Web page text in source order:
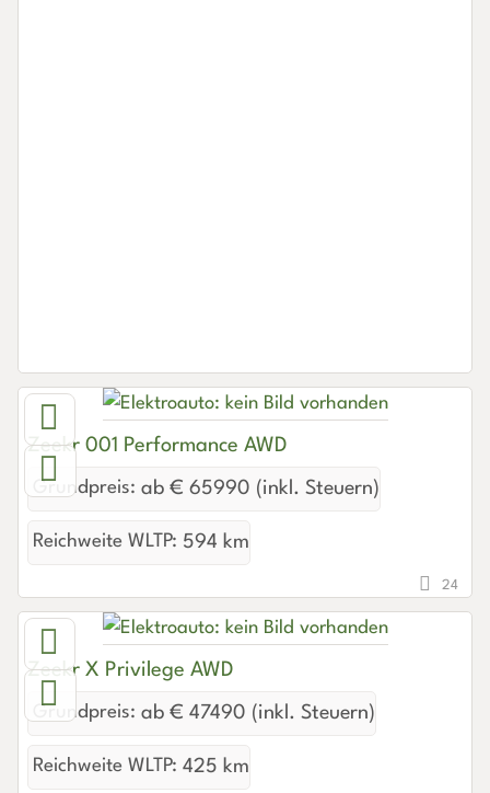
Zeekr 001 Performance AWD
Grundpreis: ab € 65990 (inkl. Steuern)
Reichweite WLTP: 594 km
24
Zeekr X Privilege AWD
Grundpreis: ab € 47490 (inkl. Steuern)
Reichweite WLTP: 425 km